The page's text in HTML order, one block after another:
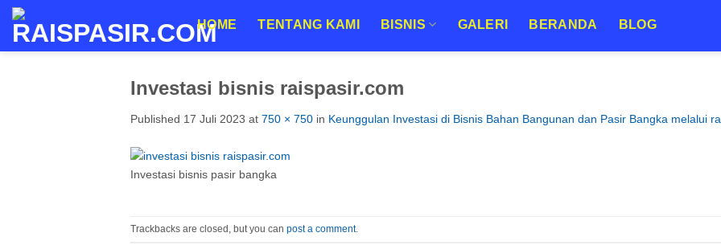
Skip
content
HOME TENTANG KAMI BISNIS GALERI BERANDA BLOG
Investasi bisnis raispasir.com
Published 17 Juli 2023 at 750 × 750 in Keunggulan Investasi di Bisnis Bahan Bangunan dan Pasir Bangka melalui
Investasi bisnis pasir bangka
Trackbacks are closed, but you can post a comment.